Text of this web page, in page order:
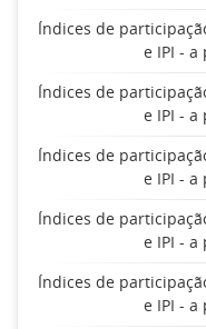
Índices de
e IPI -
Índices de
e IPI -
Índices de
e IPI -
Índices de
e IPI -
Índices de
e IPI -